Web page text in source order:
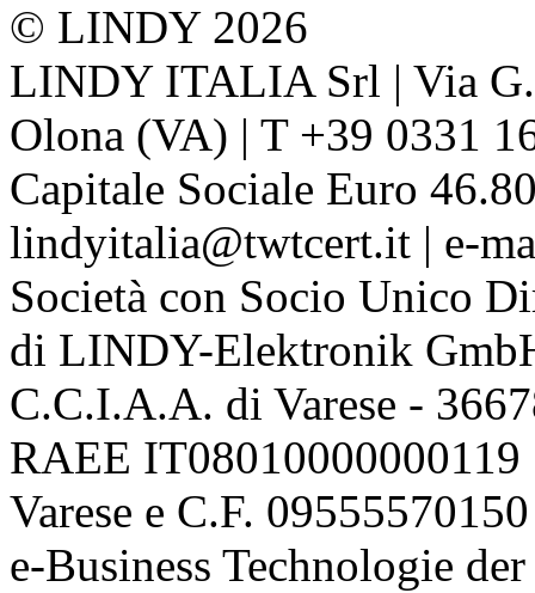
© LINDY 2026
LINDY ITALIA Srl | Via
Olona (VA) | T +39 0331
Capitale Sociale Euro
lindyitalia@twtcert.it | e-
Società con Socio Unico
di LINDY-Elektronik
C.C.I.A.A. di Varese -
RAEE
Varese e C.F. 09555570150
e-Business Technologie